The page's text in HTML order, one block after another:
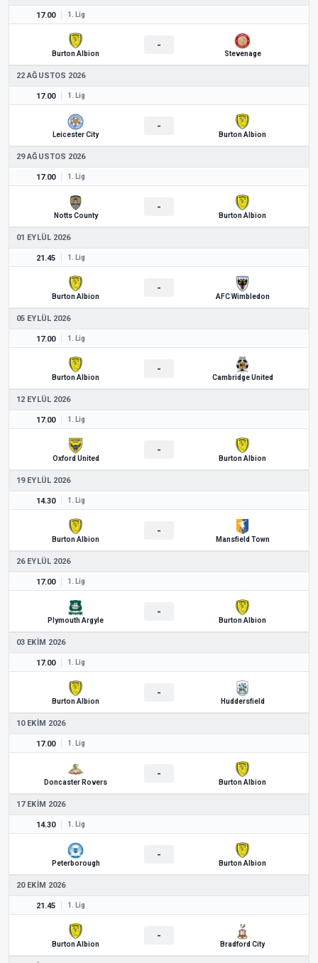
17.00 1. Lig
Burton Albion
-
Stevenage
22 AĞUSTOS 2026
17.00 1. Lig
Leicester City
-
Burton Albion
29 AĞUSTOS 2026
17.00 1. Lig
Notts County
-
Burton Albion
01 EYLÜL 2026
21.45 1. Lig
Burton Albion
-
AFC Wimbledon
05 EYLÜL 2026
17.00 1. Lig
Burton Albion
-
Cambridge United
12 EYLÜL 2026
17.00 1. Lig
Oxford United
-
Burton Albion
19 EYLÜL 2026
14.30 1. Lig
Burton Albion
-
Mansfield Town
26 EYLÜL 2026
17.00 1. Lig
Plymouth Argyle
-
Burton Albion
03 EKIM 2026
17.00 1. Lig
Burton Albion
-
Huddersfield
10 EKIM 2026
17.00 1. Lig
Doncaster Rovers
-
Burton Albion
17 EKIM 2026
14.30 1. Lig
Peterborough
-
Burton Albion
20 EKIM 2026
21.45 1. Lig
Burton Albion
-
Bradford City